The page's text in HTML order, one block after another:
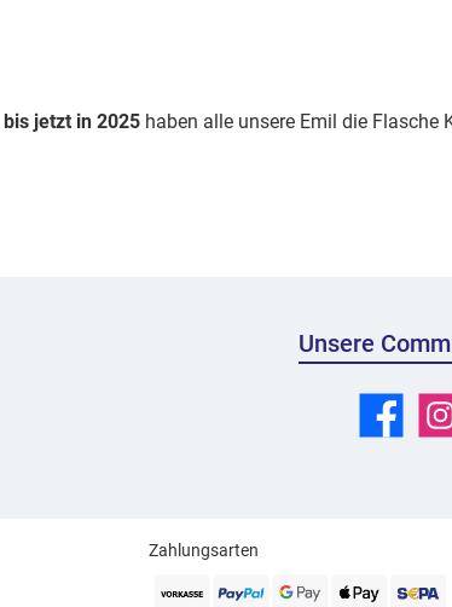
bis jetzt in 2025 haben alle unsere Emil die
Unsere
Facebook
Zahlungsarten